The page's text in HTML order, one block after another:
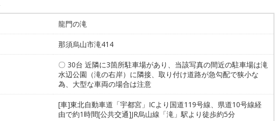
龍門の滝
那須烏山市滝414
〇 30台 近隣に3箇所駐車場があり、当該写真の間近の駐車場は滝
水辺公園（滝の右岸）に隣接、取り付け道路が急勾配で狭小な
為、大型な車両の場合は注意
[車]東北自動車道「宇都宮」ICより国道119号線、県道10号線経
由で約1時間[公共交通]JR烏山線「滝」駅より徒歩約5分